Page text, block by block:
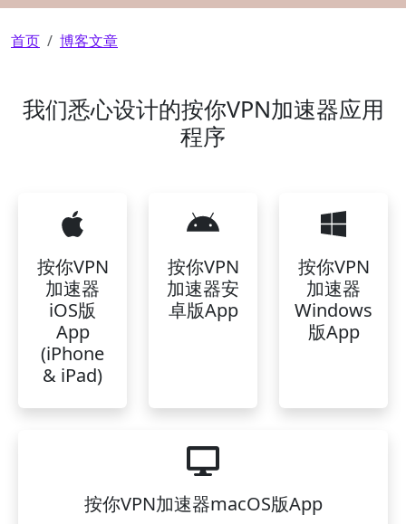
面包屑
首页 博客文章
我们悉心设计的按你VPN加速器应用
程序
按你VPN
加速器
iOS版
App
(iPhone
& iPad)
按你VPN
加速器安
卓版App
按你VPN
加速器
Windows
版App
按你VPN加速器macOS版App